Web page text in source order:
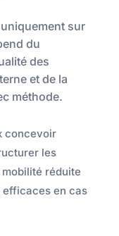
sur
du
des
et de la
méthode.
concevoir
les
réduite
efficaces en cas